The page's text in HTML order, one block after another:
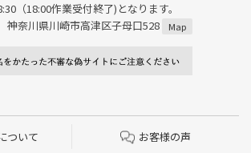
（18:00作業受付終了)となります。
奈川県川崎市高津区子母口528
Map
ついて お客様の声